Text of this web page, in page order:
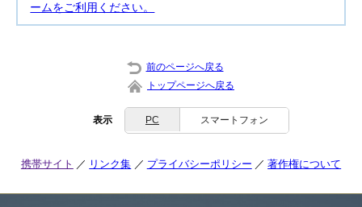
ームをご利用ください。
前のページへ戻る
トップページへ戻る
表示 PC スマートフォン
携帯サイト リンク集 プライバシーポリシー 著作権について